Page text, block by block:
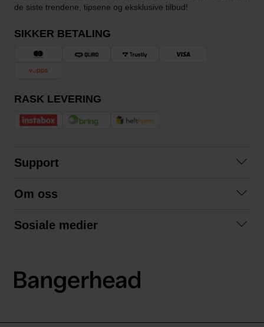
de siste trendene, tipsene og eksklusive tilbud!
SIKKER BETALING
RASK LEVERING
Support
Kjøpsvilkår
Om oss
Sosiale medier
LinkedIn